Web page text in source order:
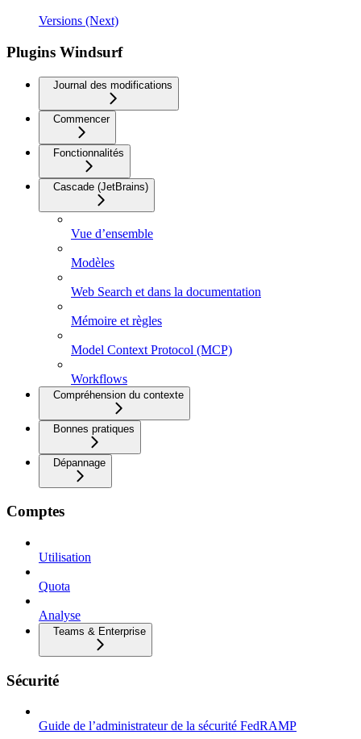
Versions (Next)
Plugins Windsurf
Journal des modifications
Commencer
Fonctionnalités
Cascade (JetBrains)
Vue d’ensemble
Modèles
Web Search et dans la documentation
Mémoire et règles
Model Context Protocol (MCP)
Workflows
Compréhension du contexte
Bonnes pratiques
Dépannage
Comptes
Utilisation
Quota
Analyse
Teams & Enterprise
Sécurité
Guide de l’administrateur de la sécurité FedRAMP